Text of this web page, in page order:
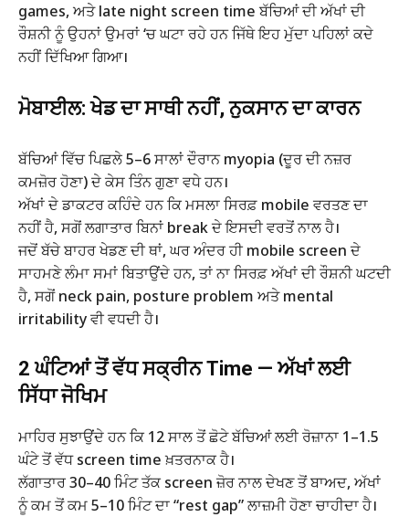
games, ਅਤੇ late night screen time ਬੱਚਿਆਂ ਦੀ ਅੱਖਾਂ ਦੀ
ਰੌਸ਼ਨੀ ਨੂੰ ਉਹਨਾਂ ਉਮਰਾਂ ‘ਚ ਘਟਾ ਰਹੇ ਹਨ ਜਿੱਥੇ ਇਹ ਮੁੱਦਾ ਪਹਿਲਾਂ ਕਦੇ
ਨਹੀਂ ਦਿੱਖਿਆ ਗਿਆ।
ਮੋਬਾਈਲ: ਖੇਡ ਦਾ ਸਾਥੀ ਨਹੀਂ, ਨੁਕਸਾਨ ਦਾ ਕਾਰਨ
ਬੱਚਿਆਂ ਵਿੱਚ ਪਿਛਲੇ 5–6 ਸਾਲਾਂ ਦੌਰਾਨ myopia (ਦੂਰ ਦੀ ਨਜ਼ਰ
ਕਮਜ਼ੋਰ ਹੋਣਾ) ਦੇ ਕੇਸ ਤਿੰਨ ਗੁਣਾ ਵਧੇ ਹਨ।
ਅੱਖਾਂ ਦੇ ਡਾਕਟਰ ਕਹਿੰਦੇ ਹਨ ਕਿ ਮਸਲਾ ਸਿਰਫ਼ mobile ਵਰਤਣ ਦਾ
ਨਹੀਂ ਹੈ, ਸਗੋਂ ਲਗਾਤਾਰ ਬਿਨਾਂ break ਦੇ ਇਸਦੀ ਵਰਤੋਂ ਨਾਲ ਹੈ।
ਜਦੋਂ ਬੱਚੇ ਬਾਹਰ ਖੇਡਣ ਦੀ ਥਾਂ, ਘਰ ਅੰਦਰ ਹੀ mobile screen ਦੇ
ਸਾਹਮਣੇ ਲੰਮਾ ਸਮਾਂ ਬਿਤਾਉਂਦੇ ਹਨ, ਤਾਂ ਨਾ ਸਿਰਫ਼ ਅੱਖਾਂ ਦੀ ਰੌਸ਼ਨੀ ਘਟਦੀ
ਹੈ, ਸਗੋਂ neck pain, posture problem ਅਤੇ mental
irritability ਵੀ ਵਧਦੀ ਹੈ।
2 ਘੰਟਿਆਂ ਤੋਂ ਵੱਧ ਸਕ੍ਰੀਨ Time — ਅੱਖਾਂ ਲਈ
ਸਿੱਧਾ ਜੋਖਿਮ
ਮਾਹਿਰ ਸੁਝਾਉਂਦੇ ਹਨ ਕਿ 12 ਸਾਲ ਤੋਂ ਛੋਟੇ ਬੱਚਿਆਂ ਲਈ ਰੋਜ਼ਾਨਾ 1–1.5
ਘੰਟੇ ਤੋਂ ਵੱਧ screen time ਖ਼ਤਰਨਾਕ ਹੈ।
ਲੱਗਾਤਾਰ 30–40 ਮਿੰਟ ਤੱਕ screen ਜ਼ੋਰ ਨਾਲ ਦੇਖਣ ਤੋਂ ਬਾਅਦ, ਅੱਖਾਂ
ਨੂੰ ਕਮ ਤੋਂ ਕਮ 5–10 ਮਿੰਟ ਦਾ “rest gap” ਲਾਜ਼ਮੀ ਹੋਣਾ ਚਾਹੀਦਾ ਹੈ।